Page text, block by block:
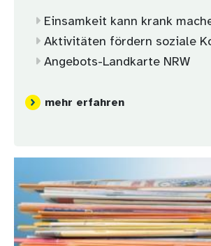
Einsamkeit kann krank
Aktivitäten fördern soziale
Angebots-Landkarte NRW
mehr erfahren